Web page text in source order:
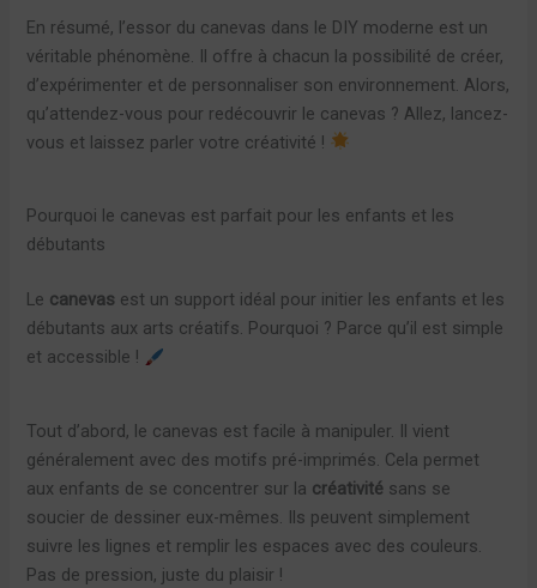
En résumé, l’essor du canevas dans le DIY moderne est un
véritable phénomène. Il offre à chacun la possibilité de créer,
d’expérimenter et de personnaliser son environnement. Alors,
qu’attendez-vous pour redécouvrir le canevas ? Allez, lancez-
vous et laissez parler votre créativité !
Pourquoi le canevas est parfait pour les enfants et les
débutants
Le canevas est un support idéal pour initier les enfants et les
débutants aux arts créatifs. Pourquoi ? Parce qu’il est simple
et accessible !
Tout d’abord, le canevas est facile à manipuler. Il vient
généralement avec des motifs pré-imprimés. Cela permet
aux enfants de se concentrer sur la créativité sans se
soucier de dessiner eux-mêmes. Ils peuvent simplement
suivre les lignes et remplir les espaces avec des couleurs.
Pas de pression, juste du plaisir !